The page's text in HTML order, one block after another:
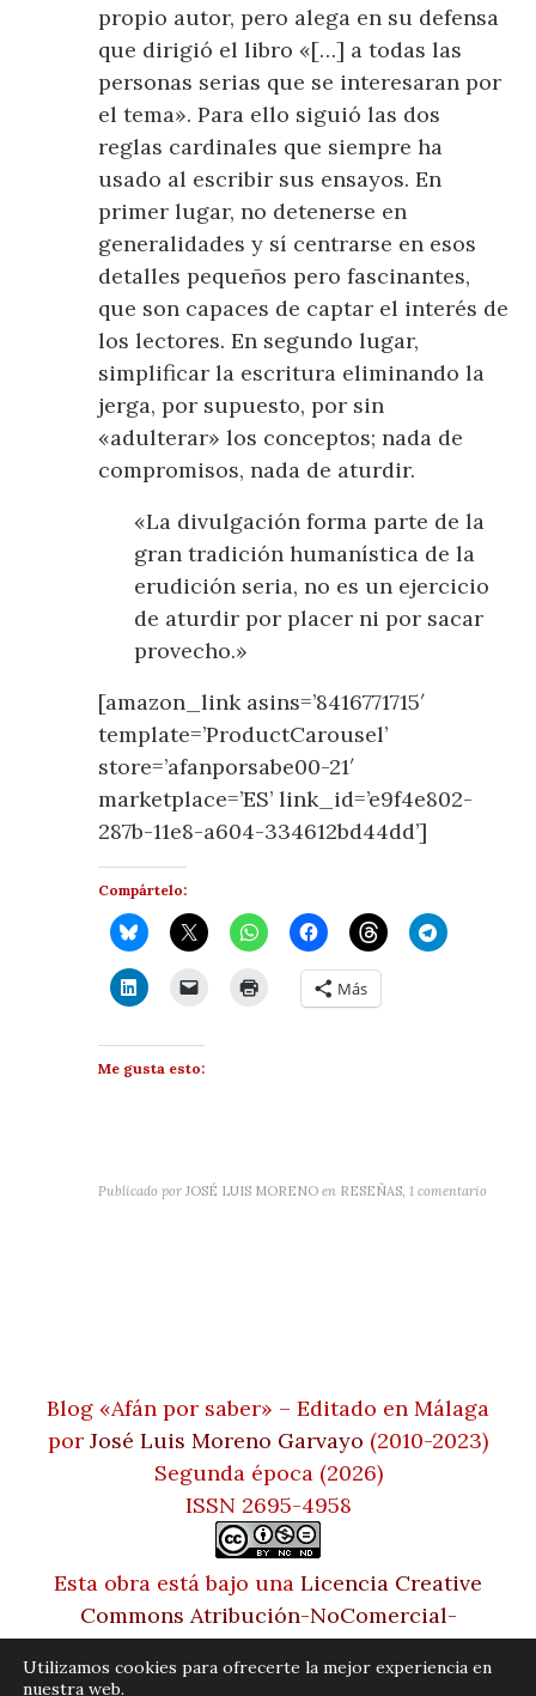
propio autor, pero alega en su defensa
que dirigió el libro «[…] a todas las
personas serias que se interesaran por
el tema». Para ello siguió las dos
reglas cardinales que siempre ha
usado al escribir sus ensayos. En
primer lugar, no detenerse en
generalidades y sí centrarse en esos
detalles pequeños pero fascinantes,
que son capaces de captar el interés de
los lectores. En segundo lugar,
simplificar la escritura eliminando la
jerga, por supuesto, por sin
«adulterar» los conceptos; nada de
compromisos, nada de aturdir.
«La divulgación forma parte de la
gran tradición humanística de la
erudición seria, no es un ejercicio
de aturdir por placer ni por sacar
provecho.»
[amazon_link asins=’8416771715′
template=’ProductCarousel’
store=’afanporsabe00-21′
marketplace=’ES’ link_id=’e9f4e802-
287b-11e8-a604-334612bd44dd’]
Compártelo:
Más
Me gusta esto:
Publicado por JOSÉ LUIS MORENO en RESEÑAS,1 comentario
Blog «Afán por saber» – Editado en Málaga
por José Luis Moreno Garvayo (2010-2023)
Segunda época (2026)
ISSN 2695-4958
Esta obra está bajo una Licencia Creative
Commons Atribución-NoComercial-
SinDerivadas 4.0 Internacional
Utilizamos cookies para ofrecerte la mejor experiencia en
nuestra web.